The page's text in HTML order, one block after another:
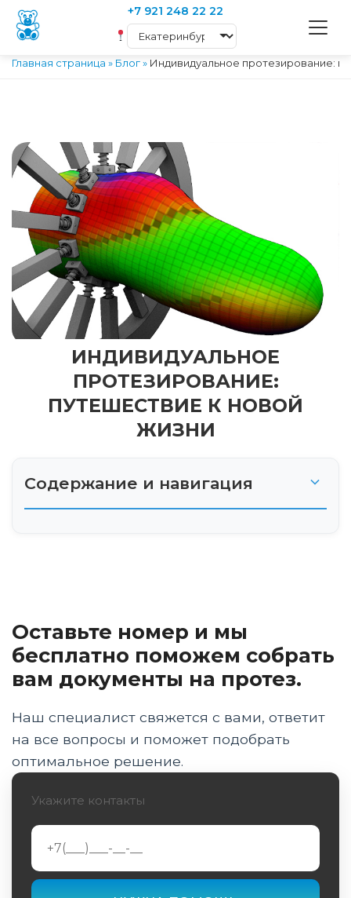
+7 921 248 22 22
Главная страница » Блог» Индивидуальное протезирование:
ИНДИВИДУАЛЬНОЕ
ПРОТЕЗИРОВАНИЕ:
ПУТЕШЕСТВИЕ К НОВОЙ
ЖИЗНИ
Содержание и навигация
технологий
Глава 3: Процесс создания индивидуального
протеза
Глава 4: Первая встреча с новой рукой
Глава 5: Путь к мастерству
Глава 7: Преодолевая вызовы
Глава 8: Технологии будущего
Оставьте номер и мы
бесплатно поможем собрать
вам документы на протез.
Наш специалист свяжется с вами, ответит
на все вопросы и поможет подобрать
оптимальное решение.
Укажите контакты